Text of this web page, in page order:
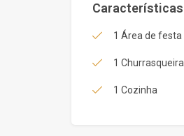
Características
1 Área de festa
1 Churrasqueira
1 Cozinha